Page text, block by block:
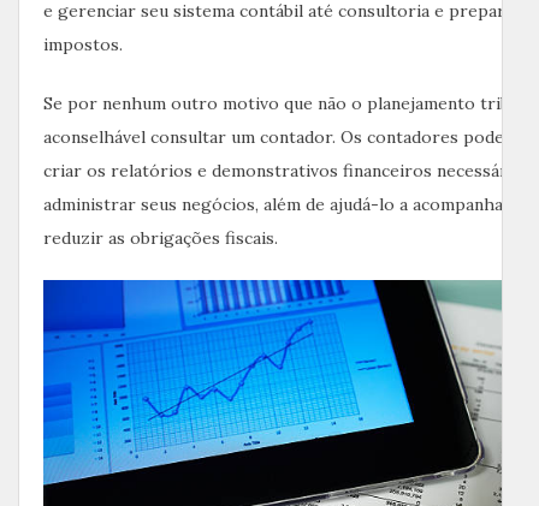
e gerenciar seu sistema contábil até consultoria e
impostos.
Se por nenhum outro motivo que não o planejamento
aconselhável consultar um contador. Os contadores podem
criar os relatórios e demonstrativos financeiros necessários
administrar seus negócios, além de ajudá-lo a acompanhar as
reduzir as obrigações fiscais.